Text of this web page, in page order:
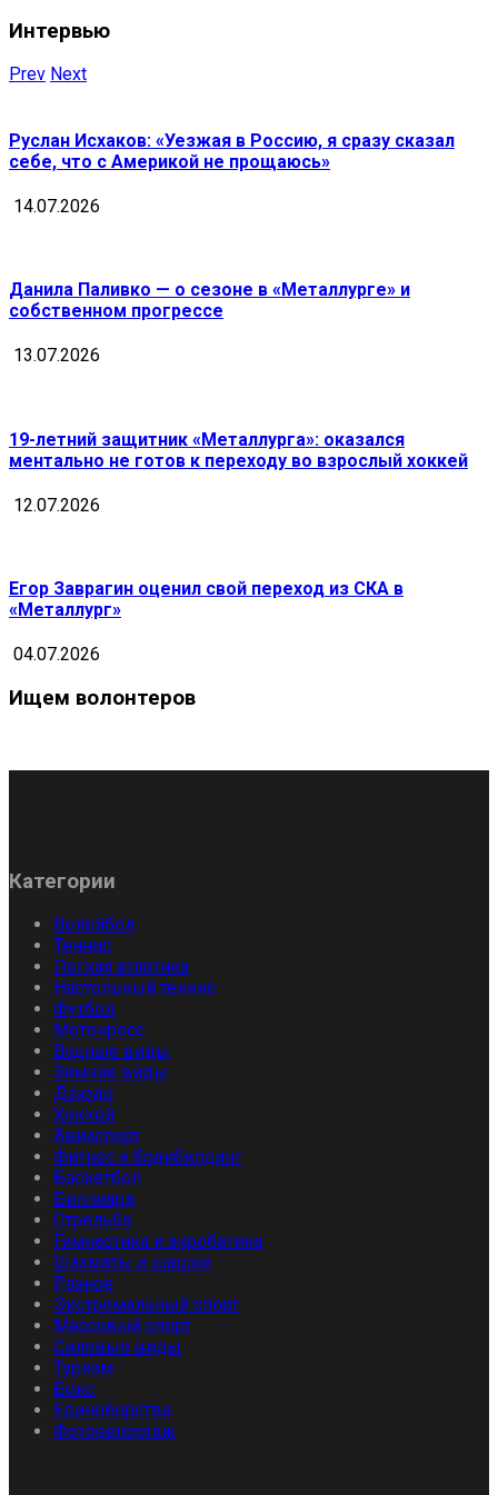
Интервью
Prev Next
Руслан Исхаков: «Уезжая в Россию, я сразу сказал
себе, что с Америкой не прощаюсь»
14.07.2026
Данила Паливко — о сезоне в «Металлурге» и
собственном прогрессе
13.07.2026
19-летний защитник «Металлурга»: оказался
ментально не готов к переходу во взрослый хоккей
12.07.2026
Егор Заврагин оценил свой переход из СКА в
«Металлург»
04.07.2026
Ищем волонтеров
Категории
Волейбол
Теннис
Легкая атлетика
Настольный теннис
Футбол
Мотокросс
Водные виды
Зимние виды
Дзюдо
Хоккей
Авиаспорт
Фитнес и бодибилдинг
Баскетбол
Биллиард
Стрельба
Гимнастика и акробатика
Шахматы и шашки
Разное
Экстремальный спорт
Массовый спорт
Силовые виды
Туризм
Бокс
Единоборства
Фоторепортаж